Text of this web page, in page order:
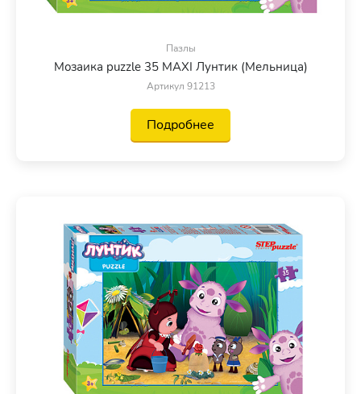
Пазлы
Мозаика puzzle 35 MAXI Лунтик (Мельница)
Артикул 91213
Подробнее